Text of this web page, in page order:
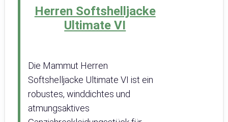
Herren Softshelljacke
Ultimate VI
Die Mammut Herren
Softshelljacke Ultimate VI ist ein
robustes, winddichtes und
atmungsaktives